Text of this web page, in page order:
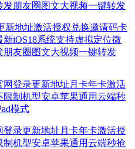
新地址激活授权兑换邀请码卡
iOS18系统支持虚拟定位微
友圈图文大视频一键转发
登录更新地址月卡年卡激活授
机型安卓苹果通用云端秒抢